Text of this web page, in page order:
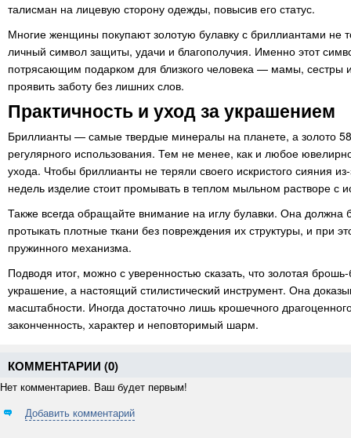
талисман на лицевую сторону одежды, повысив его статус.
Многие женщины покупают золотую булавку с бриллиантами не
личный символ защиты, удачи и благополучия. Именно этот
потрясающим подарком для близкого человека — мамы, сестры
проявить заботу без лишних слов.
Практичность и уход за украшением
Бриллианты — самые твердые минералы на планете, а золото
регулярного использования. Тем не менее, как и любое
ухода. Чтобы бриллианты не теряли своего искристого сияния
недель изделие стоит промывать в теплом мыльном растворе с
Также всегда обращайте внимание на иглу булавки. Она должна
протыкать плотные ткани без повреждения их структуры, и при
пружинного механизма.
Подводя итог, можно с уверенностью сказать, что золотая
украшение, а настоящий стилистический инструмент. Она
масштабности. Иногда достаточно лишь крошечного
законченность, характер и неповторимый шарм.
КОММЕНТАРИИ (0)
Нет комментариев. Ваш будет первым!
Добавить комментарий